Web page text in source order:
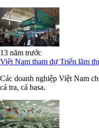
13 năm trước
Việt Nam tham dự Triển lãm
Các doanh nghiệp Việt Nam
cá tra, cá basa.